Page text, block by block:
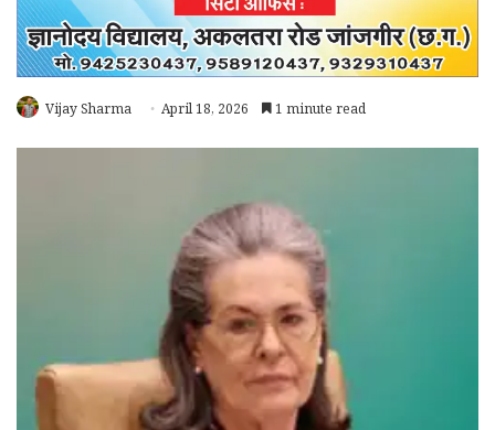
Vijay Sharma April 18, 2026 1 minute read